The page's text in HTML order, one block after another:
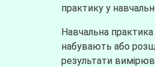
практику у
Навчальна
набувають або
результати